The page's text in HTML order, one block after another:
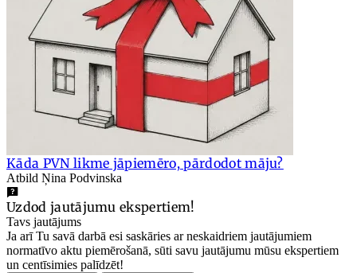
Kāda PVN likme jāpiemēro, pārdodot māju?
Atbild Ņina Podvinska
Uzdod jautājumu ekspertiem!
Tavs jautājums
Ja arī Tu savā darbā esi saskāries ar neskaidriem jautājumiem
normatīvo aktu piemērošanā, sūti savu jautājumu mūsu ekspertiem
un centīsimies palīdzēt!